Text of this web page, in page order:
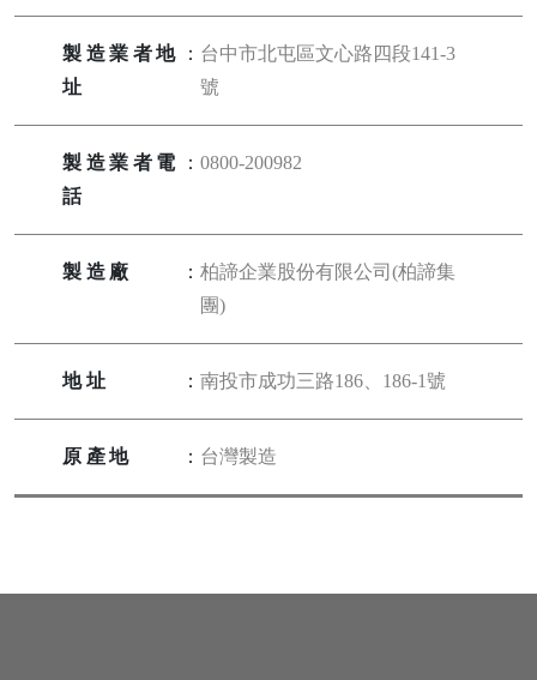
製造業者地
址
： 台中市北屯區文心路四段141-3
號
製造業者電
話
：0800-200982
製造廠 ：柏諦企業股份有限公司(柏諦集
團)
地址 ：南投市成功三路186、186-1號
原產地 ： 台灣製造